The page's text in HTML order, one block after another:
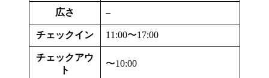
広さ –
チェックイン 11:00〜17:00
チェックアウ
ト
〜10:00